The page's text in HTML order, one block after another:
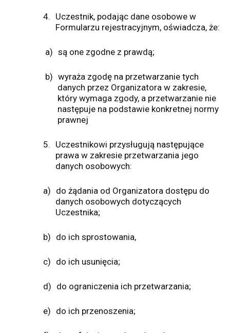
4. Uczestnik, podając dane osobowe w
Formularzu rejestracyjnym, oświadcza, że:
a) są one zgodne z prawdą;
b) wyraża zgodę na przetwarzanie tych
danych przez Organizatora w zakresie,
który wymaga zgody, a przetwarzanie nie
następuje na podstawie konkretnej normy
prawnej
5. Uczestnikowi przysługują następujące
prawa w zakresie przetwarzania jego
danych osobowych:
a) do żądania od Organizatora dostępu do
danych osobowych dotyczących
Uczestnika;
b) do ich sprostowania,
c) do ich usunięcia;
d) do ograniczenia ich przetwarzania;
e) do ich przenoszenia;